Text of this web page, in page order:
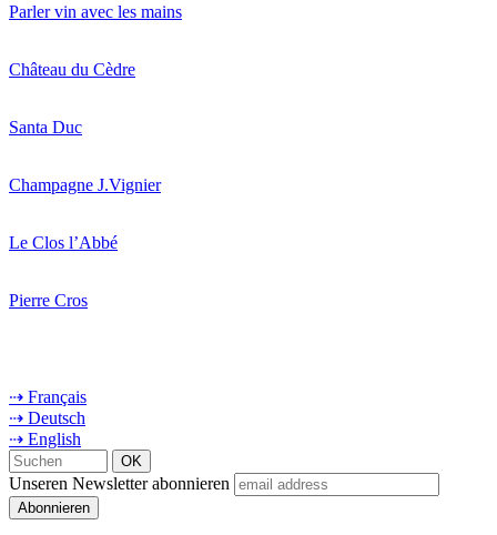
Parler vin avec les mains
Château du Cèdre
Santa Duc
Champagne J.Vignier
Le Clos l’Abbé
Pierre Cros
⇢ Français
⇢ Deutsch
⇢ English
Unseren Newsletter abonnieren